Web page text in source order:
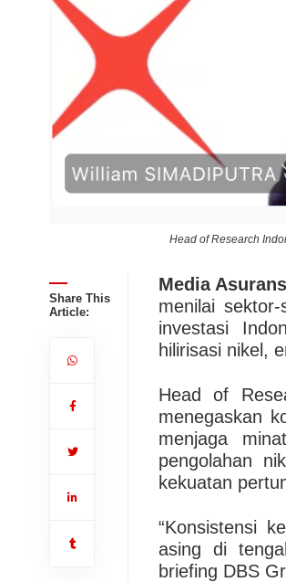
Head of Research
Share This
Article:
Media
menilai
investasi
hilirisasi nikel,
Head of
menegaskan
menjaga
pengolahan
kekuatan
“Konsistensi
asing di
briefing DBS